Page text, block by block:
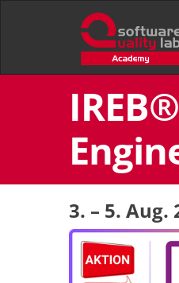
Zum
Zur
Startseite
3. – 5. Aug.